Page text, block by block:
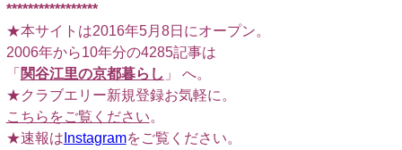
*****************
★本サイトは2016年5月8日にオープン。
2006年から10年分の4285記事は
「 関谷江里の京都暮らし 」 へ。
★クラブエリー新規登録お気軽に。
こちらをご覧ください。
★速報は Instagramをご覧ください。